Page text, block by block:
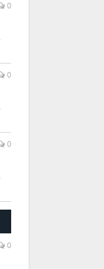
0
0
0
0